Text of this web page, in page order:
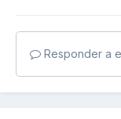
Responder a